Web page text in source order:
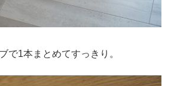
で1本まとめてすっきり。